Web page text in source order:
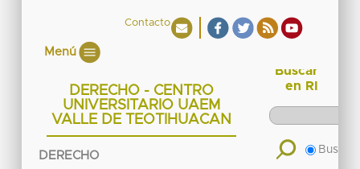
Contacto
Menú
DERECHO - CENTRO
UNIVERSITARIO UAEM
VALLE DE TEOTIHUACAN
DERECHO
Buscar
en RI
Buscar